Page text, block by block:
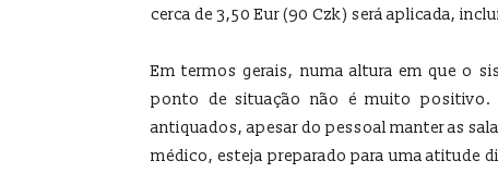
cerca de 3,50 Eur (90 Czk) será aplicada,
Em termos gerais, numa altura em que o
ponto de situação não é muito positivo.
antiquados, apesar do pessoal manter as
médico, esteja preparado para uma atitude